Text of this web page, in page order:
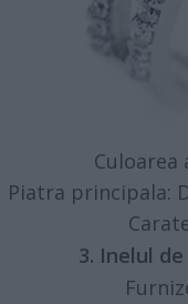
Culoarea
Piatra principala:
3. Inelul